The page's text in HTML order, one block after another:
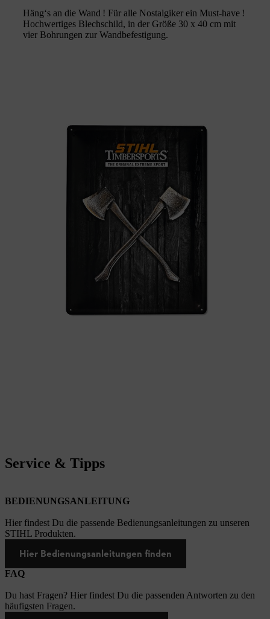
Häng‘s an die Wand ! Für alle Nostalgiker ein Must-have !
Hochwertiges Blechschild, in der Größe 30 x 40 cm mit
vier Bohrungen zur Wandbefestigung.
Service & Tipps
BEDIENUNGSANLEITUNG
Hier findest Du die passende Bedienungsanleitungen zu unseren
STIHL Produkten.
Hier Bedienungsanleitungen finden
FAQ
Du hast Fragen? Hier findest Du die passenden Antworten zu den
häufigsten Fragen.